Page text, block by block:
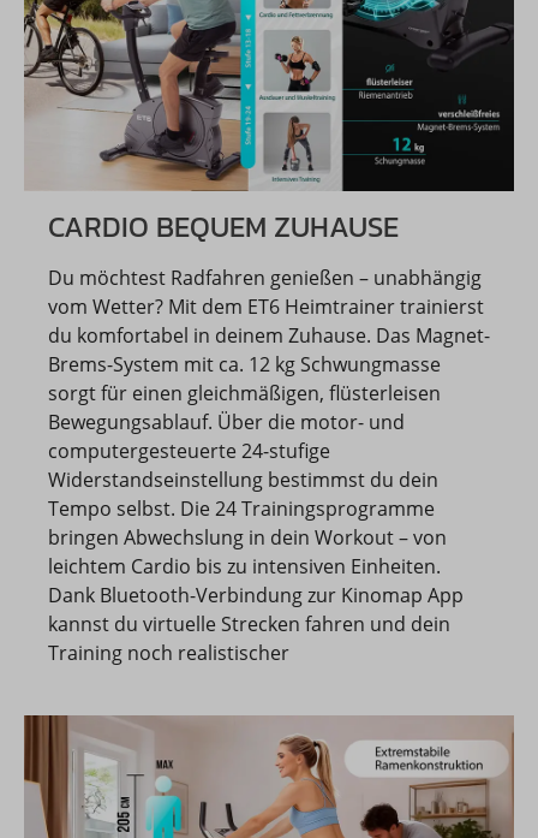
CARDIO BEQUEM ZUHAUSE
Du möchtest Radfahren genießen – unabhängig
vom Wetter? Mit dem ET6 Heimtrainer trainierst
du komfortabel in deinem Zuhause. Das Magnet-
Brems-System mit ca. 12 kg Schwungmasse
sorgt für einen gleichmäßigen, flüsterleisen
Bewegungsablauf. Über die motor- und
computergesteuerte 24-stufige
Widerstandseinstellung bestimmst du dein
Tempo selbst. Die 24 Trainingsprogramme
bringen Abwechslung in dein Workout – von
leichtem Cardio bis zu intensiven Einheiten.
Dank Bluetooth-Verbindung zur Kinomap App
kannst du virtuelle Strecken fahren und dein
Training noch realistischer